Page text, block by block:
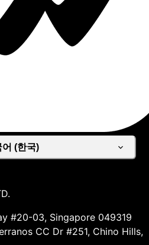
어 (한국)
#20-03, Singapore 049319
CC Dr #251, Chino Hills,